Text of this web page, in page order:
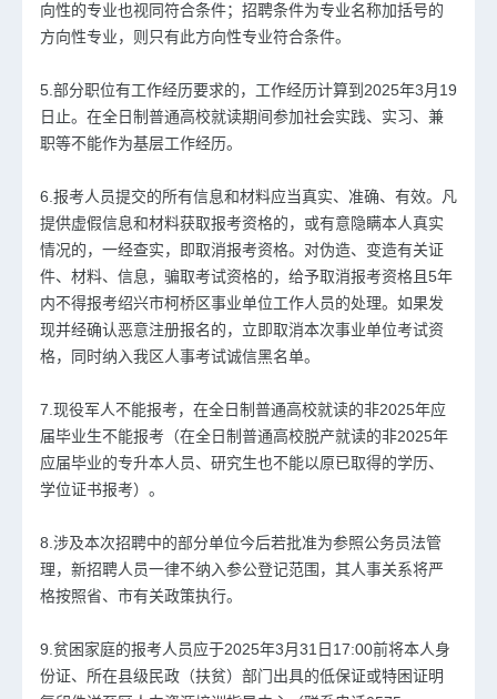
向性的专业也视同符合条件；招聘条件为专业名称加括号的
方向性专业，则只有此方向性专业符合条件。
5.部分职位有工作经历要求的，工作经历计算到2025年3月19
日止。在全日制普通高校就读期间参加社会实践、实习、兼
职等不能作为基层工作经历。
6.报考人员提交的所有信息和材料应当真实、准确、有效。凡
提供虚假信息和材料获取报考资格的，或有意隐瞒本人真实
情况的，一经查实，即取消报考资格。对伪造、变造有关证
件、材料、信息，骗取考试资格的，给予取消报考资格且5年
内不得报考绍兴市柯桥区事业单位工作人员的处理。如果发
现并经确认恶意注册报名的，立即取消本次事业单位考试资
格，同时纳入我区人事考试诚信黑名单。
7.现役军人不能报考，在全日制普通高校就读的非2025年应
届毕业生不能报考（在全日制普通高校脱产就读的非2025年
应届毕业的专升本人员、研究生也不能以原已取得的学历、
学位证书报考）。
8.涉及本次招聘中的部分单位今后若批准为参照公务员法管
理，新招聘人员一律不纳入参公登记范围，其人事关系将严
格按照省、市有关政策执行。
9.贫困家庭的报考人员应于2025年3月31日17:00前将本人身
份证、所在县级民政（扶贫）部门出具的低保证或特困证明